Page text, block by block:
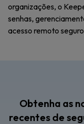
organizações, o
senhas,
acesso remoto
Obtenha as
recentes de